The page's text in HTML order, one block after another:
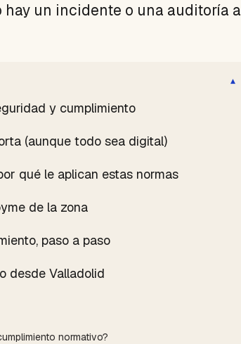
un incidente o una auditoría a
▾
y cumplimiento
(aunque todo sea digital)
qué le aplican estas normas
de la zona
paso a paso
desde Valladolid
normativo?